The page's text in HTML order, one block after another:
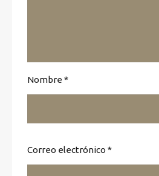
Nombre*
Correo electrónico *